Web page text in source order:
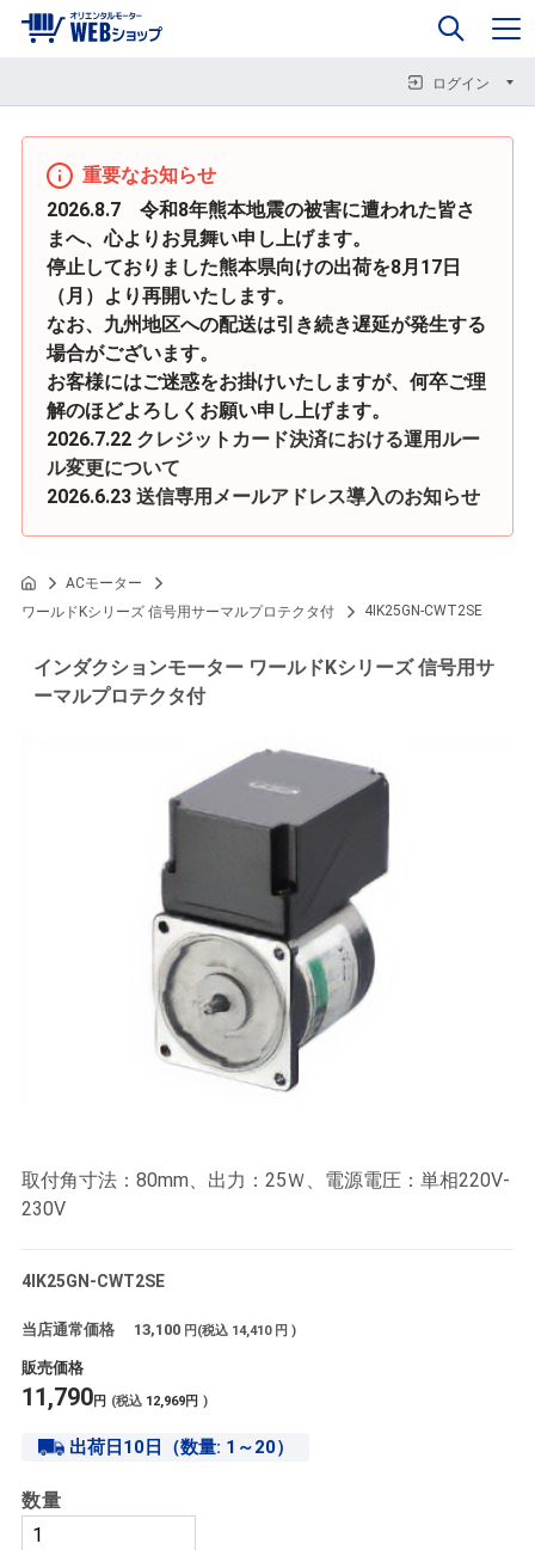
企業情報
ログイン
カート 0
重要なお知らせ
2026.8.7 令和8年熊本地震の被害に遭われた皆さ
まへ、心よりお見舞い申し上げます。
停止しておりました熊本県向けの出荷を8月17日
（月）より再開いたします。
なお、九州地区への配送は引き続き遅延が発生する
場合がございます。
お客様にはご迷惑をお掛けいたしますが、何卒ご理
解のほどよろしくお願い申し上げます。
2026.7.22 クレジットカード決済における運用ルー
ル変更について
2026.6.23 送信専用メールアドレス導入のお知らせ
ACモーター
ワールドKシリーズ 信号用サーマルプロテクタ付
4IK25GN-CWT2SE
インダクションモーター ワールドKシリーズ 信号用サ
ーマルプロテクタ付
取付角寸法：80mm、出力：25Ｗ、電源電圧：単相220V-
230V
4IK25GN-CWT2SE
当店通常価格 13,100 円(税込 14,410 円 )
販売価格
11,790円 (税込 12,969円 )
出荷日10日（数量: 1～20）
数量